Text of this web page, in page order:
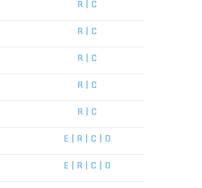
R C
R C
R C
R C
R C
E R C D
E R C D